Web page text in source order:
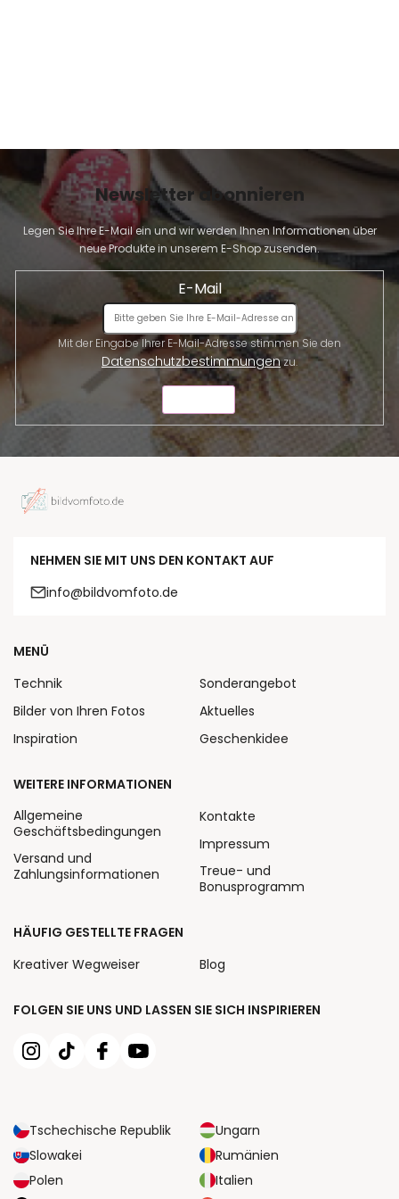
e
Newsletter abonnieren
Legen Sie Ihre E-Mail ein und wir werden Ihnen Informationen über
neue Produkte in unserem E-Shop zusenden.
E-Mail
Datenschutzbestimmungenzu.
NEHMEN SIE MIT UNS DEN KONTAKT AUF
info@bildvomfoto.de
FOLGEN SIE UNS UND LASSEN SIE SICH INSPIRIEREN
Tschechische Republik
Ungarn
Slowakei
Rumänien
Polen
Italien
MENÜ
Technik
Bilder von Ihren Fotos
Inspiration
Sonderangebot
Aktuelles
Geschenkidee
WEITERE INFORMATIONEN
Allgemeine
Geschäftsbedingungen
Versand und
Zahlungsinformationen
Kontakte
Impressum
Treue- und
Bonusprogramm
HÄUFIG GESTELLTE FRAGEN
Kreativer Wegweiser
Blog